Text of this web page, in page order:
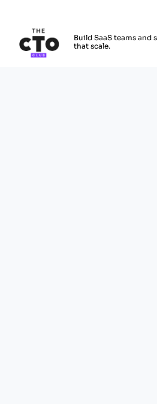
Build SaaS teams and
that scale.